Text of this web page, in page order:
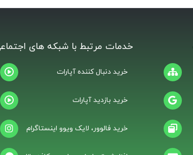
خدمات مرتبط با شبکه های
خرید دنبال کننده آپارات
خرید بازدید آپارات
خرید فالوور، لایک ویوو اینستاگرام